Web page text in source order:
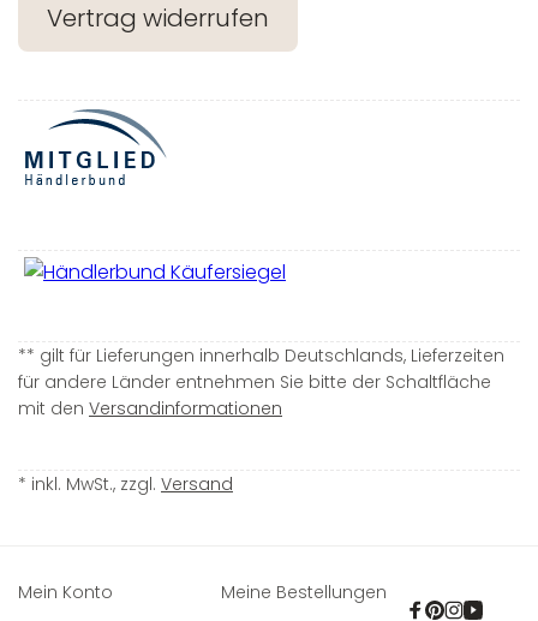
Vertrag widerrufen
** gilt für Lieferungen innerhalb Deutschlands, Lieferzeiten
für andere Länder entnehmen Sie bitte der Schaltfläche
mit den Versandinformationen
* inkl. MwSt., zzgl. Versand
Mein Konto
Meine Bestellungen